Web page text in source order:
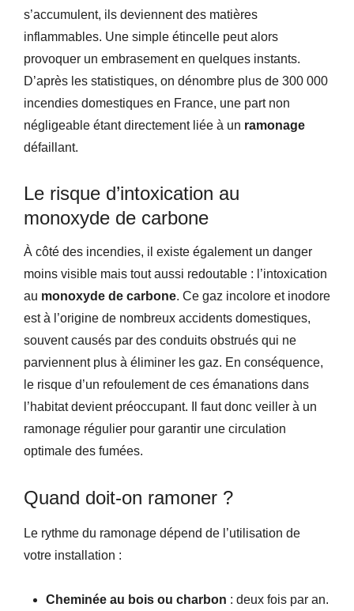
s’accumulent, ils deviennent des matières
inflammables. Une simple étincelle peut alors
provoquer un embrasement en quelques instants.
D’après les statistiques, on dénombre plus de 300 000
incendies domestiques en France, une part non
négligeable étant directement liée à un ramonage
défaillant.
Le risque d’intoxication au
monoxyde de carbone
À côté des incendies, il existe également un danger
moins visible mais tout aussi redoutable : l’intoxication
au monoxyde de carbone. Ce gaz incolore et inodore
est à l’origine de nombreux accidents domestiques,
souvent causés par des conduits obstrués qui ne
parviennent plus à éliminer les gaz. En conséquence,
le risque d’un refoulement de ces émanations dans
l’habitat devient préoccupant. Il faut donc veiller à un
ramonage régulier pour garantir une circulation
optimale des fumées.
Quand doit-on ramoner ?
Le rythme du ramonage dépend de l’utilisation de
votre installation :
Cheminée au bois ou charbon : deux fois par an.